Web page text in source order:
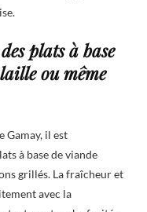
plats à base
ou même
Gamay, il est
à base de viande
grillés. La fraîcheur et
avec la